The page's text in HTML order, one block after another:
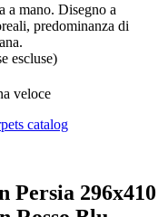
a mano. Disegno a
predominanza di
escluse)
veloce
Persia 296x410